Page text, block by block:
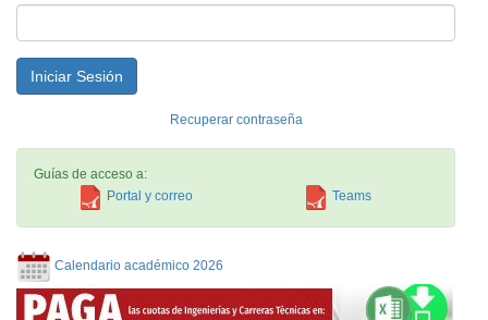
Recuperar contraseña
Guías de acceso a:
Portal y correo
Teams
Calendario académico 2026